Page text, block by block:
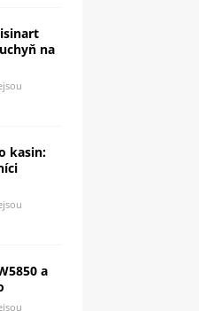
na
kasin:
a